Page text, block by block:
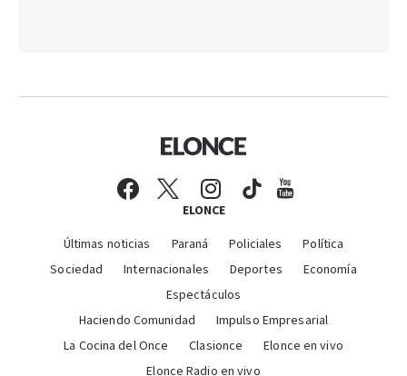
ELONCE
Últimas noticias Paraná Policiales
Política
Sociedad
Internacionales Deportes
Economía
Espectáculos
Haciendo Comunidad
Impulso Empresarial
La Cocina del Once
Clasionce
Elonce en vivo
Elonce Radio en vivo